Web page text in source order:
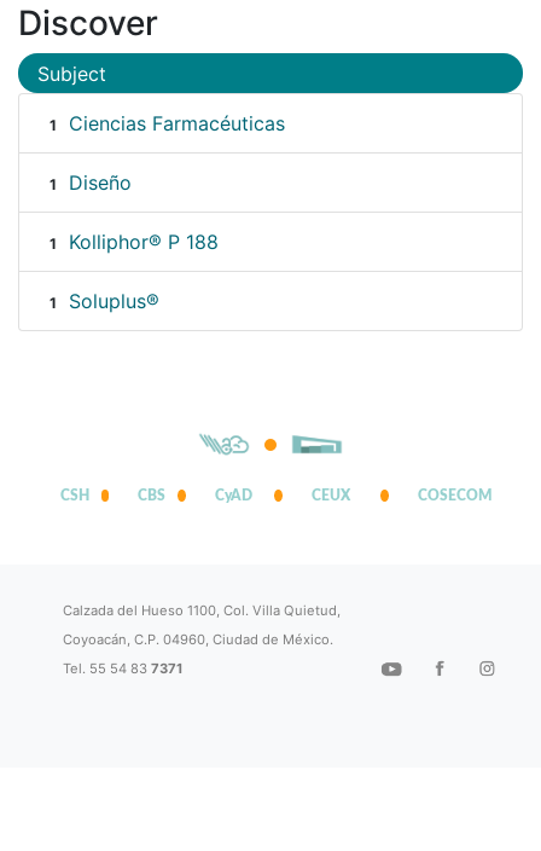
Discover
Subject
1 Ciencias Farmacéuticas
1 Diseño
1 Kolliphor® P 188
1 Soluplus®
CSH CBS CyAD CEUX COSECOM
Calzada del Hueso 1100, Col. Villa Quietud,
Coyoacán, C.P. 04960, Ciudad de México.
Tel. 55 54 837371